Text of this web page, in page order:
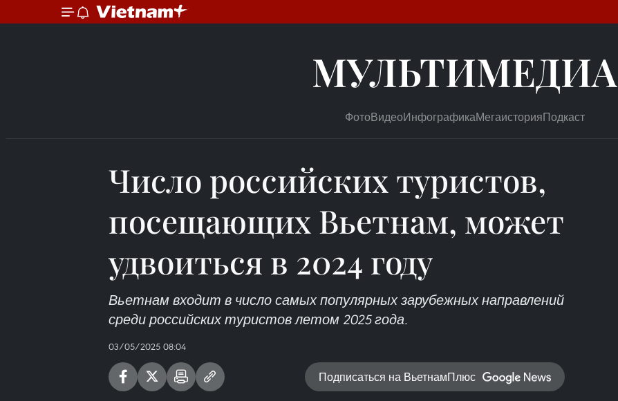
МУЛЬТИМЕДИА
ФотоВидеоИнфографикаМегаисторияПодкаст
Число российских туристов,
посещающих Вьетнам, может
удвоиться в 2024 году
Вьетнам входит в число самых популярных зарубежных направлений
среди российских туристов летом 2025 года.
03/05/2025 08:04
Подписаться на ВьетнамПлюс